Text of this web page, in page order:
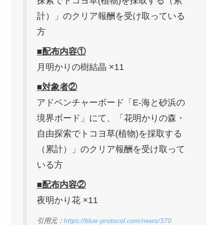
計）」のクリア報酬を受け取っている
方
■配布内容①
月明かりの樹結晶 ×11
■対象者②
アドベンチャーボード「E-海と砂浜の
境界ボード」にて、「花明かりの森・
自由探索でトコヨ草(植物)を採取する
（累計）」のクリア報酬を受け取って
いる方
■配布内容②
夜明かり花 ×11
引用元：https://blue-protocol.com/news/370